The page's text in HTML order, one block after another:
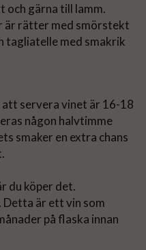
och gärna till lamm.
är rätter med smörstekt
tagliatelle med smakrik
servera vinet är 16-18
någon halvtimme
smaker en extra chans
du köper det.
Detta är ett vin som
på flaska innan